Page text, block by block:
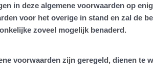
in deze algemene voorwaarden op
voor het overige in stand en zal de
zoveel mogelijk benaderd.
voorwaarden zijn geregeld, dienen te